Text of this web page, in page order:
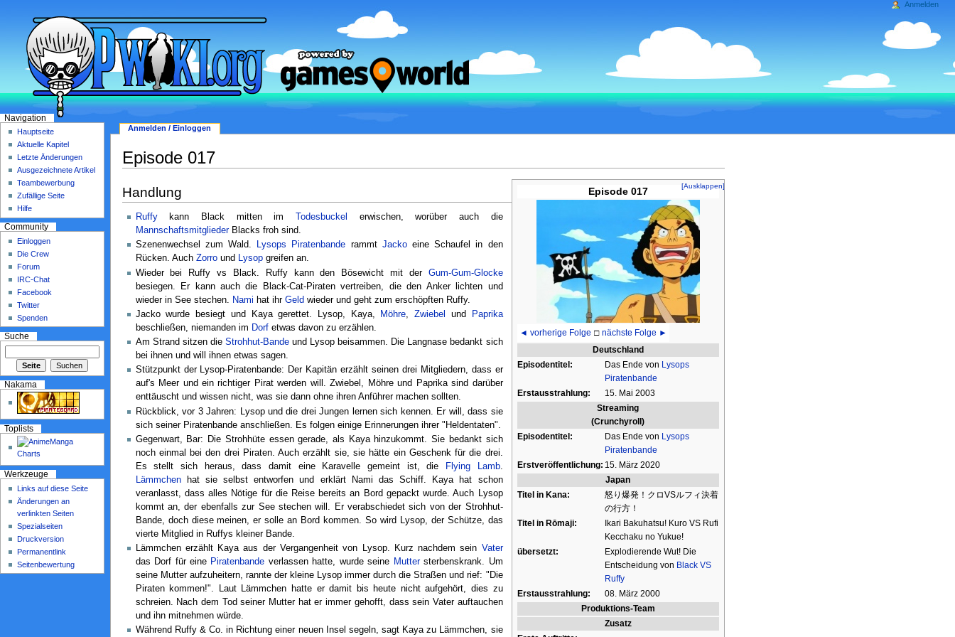
Episode 017
Episode 017
◄ vorherige Folge □ nächste Folge ►
Deutschland
Episodentitel:
Das Ende von Lysops
Piratenbande
Erstausstrahlung:
15. Mai 2003
Streaming
(Crunchyroll)
Episodentitel:
Das Ende von Lysops
Piratenbande
Erstveröffentlichung: 15. März 2020
Japan
Titel in Kana:
怒り爆発！クロVSルフィ決着
の行方！
Titel in Rōmaji:
Ikari Bakuhatsu! Kuro VS Rufi
Kecchaku no Yukue!
übersetzt:
Explodierende Wut! Die
Entscheidung von Black VS
Ruffy
Erstausstrahlung:
08. März 2000
Produktions-Team
[Ausklappen]
Zusatz
Handlung
Ruffykann Black mitten im Todesbuckel
erwischen, worüber auch die
MannschaftsmitgliederBlacks froh sind.
Szenenwechsel zum Wald.
Lysops Piratenbande rammt Jackoeine Schaufel in den
Rücken. Auch Zorround Lysopgreifen an.
Wieder bei Ruffy vs Black. Ruffy kann den Bösewicht mit der Gum-Gum-Glocke
besiegen. Er kann auch die Black-Cat-Piraten vertreiben, die den Anker lichten und
wieder in See stechen.
Nami hat ihr Geld wieder und geht zum erschöpften Ruffy.
Jacko wurde besiegt und Kaya gerettet. Lysop, Kaya,
Möhre ,Zwiebel und
Paprika
beschließen, niemanden im Dorfetwas davon zu erzählen.
Am Strand sitzen die Strohhut-Bande und Lysop beisammen. Die Langnase bedankt sich
bei ihnen und will ihnen etwas sagen.
Stützpunkt der Lysop-Piratenbande: Der Kapitän erzählt seinen drei Mitgliedern, dass er
auf's Meer und ein richtiger Pirat werden will. Zwiebel, Möhre und Paprika sind darüber
enttäuscht und wissen nicht, was sie dann ohne ihren Anführer machen sollten.
Rückblick, vor 3 Jahren: Lysop und die drei Jungen lernen sich kennen. Er will, dass sie
sich seiner Piratenbande anschließen. Es folgen einige Erinnerungen ihrer "Heldentaten".
Gegenwart, Bar: Die Strohhüte essen gerade, als Kaya hinzukommt. Sie bedankt sich
noch einmal bei den drei Piraten. Auch erzählt sie, sie hätte ein Geschenk für die drei.
Es stellt sich heraus, dass damit eine Karavelle gemeint ist, die
Flying Lamb.
Lämmchenhat sie selbst entworfen und erklärt Nami das Schiff. Kaya hat schon
veranlasst, dass alles Nötige für die Reise bereits an Bord gepackt wurde. Auch Lysop
kommt an, der ebenfalls zur See stechen will. Er verabschiedet sich von der Strohhut-
Bande, doch diese meinen, er solle an Bord kommen. So wird Lysop, der Schütze, das
vierte Mitglied in Ruffys kleiner Bande.
Lämmchen erzählt Kaya aus der Vergangenheit von Lysop. Kurz nachdem sein Vater
das Dorf für eine Piratenbande verlassen hatte, wurde seine Muttersterbenskrank. Um
seine Mutter aufzuheitern, rannte der kleine Lysop immer durch die Straßen und rief: "Die
Piraten kommen!". Laut Lämmchen hatte er damit bis heute nicht aufgehört, dies zu
schreien. Nach dem Tod seiner Mutter hat er immer gehofft, dass sein Vater auftauchen
und ihn mitnehmen würde.
Während Ruffy & Co. in Richtung einer neuen Insel segeln, sagt Kaya zu Lämmchen, sie
Anmelden / Einloggen
Anmelden
Navigation
Hauptseite
Aktuelle Kapitel
Letzte Änderungen
Ausgezeichnete Artikel
Teambewerbung
Zufällige Seite
Hilfe
Community
Einloggen
Die Crew
Forum
IRC-Chat
Facebook
Twitter
Spenden
Suche
Nakama
Toplists
Werkzeuge
Links auf diese Seite
Änderungen an
verlinkten Seiten
Spezialseiten
Druckversion
Permanentlink
Seitenbewertung